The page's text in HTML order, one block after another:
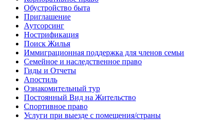
Обустройство быта
Приглашение
Аутсорсинг
Нострификация
Поиск Жилья
Иммиграционная поддержка для членов семьи
Семейное и наследственное право
Гиды и Отчеты
Апостиль
Ознакомительный тур
Постоянный Вид на Жительство
Спортивное право
Услуги при выезде с помещения/страны